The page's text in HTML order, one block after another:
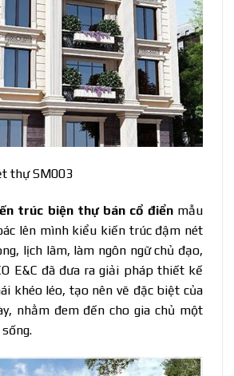
thự SM003
trúc biện thự bán cổ điểnmẫu
lên mình kiểu kiến trúc đậm nét
lịch lãm, làm ngôn ngữ chủ đạo,
E&C đã đưa ra giải pháp thiết kế
khéo léo, tạo nên vẽ đặc biệt của
nhằm đem đến cho gia chủ một